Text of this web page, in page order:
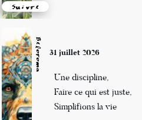
Suivre
Beloroma 31 juillet 2026
Une discipline,
Faire ce qui est juste,
Simplifions la vie